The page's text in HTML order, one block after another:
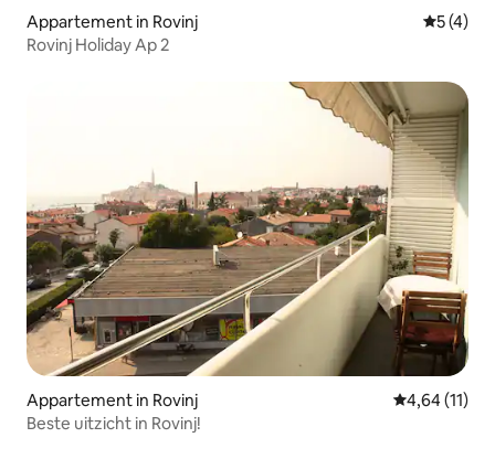
Appartement in Rovinj
5 (4)
Rovinj Holiday Ap 2
Appartement in Rovinj Gemiddelde
4,64 (11)
Beste uitzicht in Rovinj!